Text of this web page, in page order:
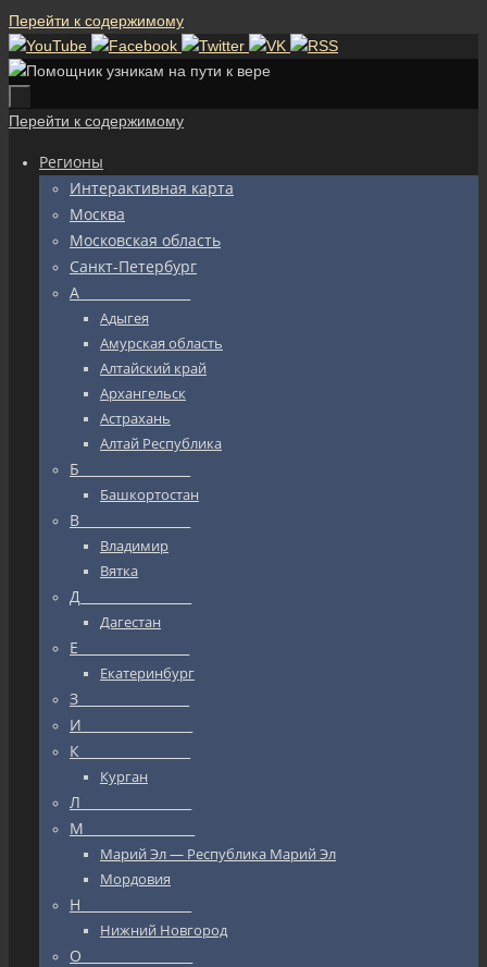
Перейти к содержимому
Перейти к содержимому
Регионы
Интерактивная карта
Москва
Московская область
Санкт-Петербург
А_________________
Адыгея
Амурская область
Алтайский край
Архангельск
Астрахань
Алтай Республика
Б_________________
Башкортостан
В_________________
Владимир
Вятка
Д_________________
Дагестан
Е_________________
Екатеринбург
З_________________
И_________________
К_________________
Курган
Л_________________
М_________________
Марий Эл — Республика Марий Эл
Мордовия
Н_________________
Нижний Новгород
О_________________